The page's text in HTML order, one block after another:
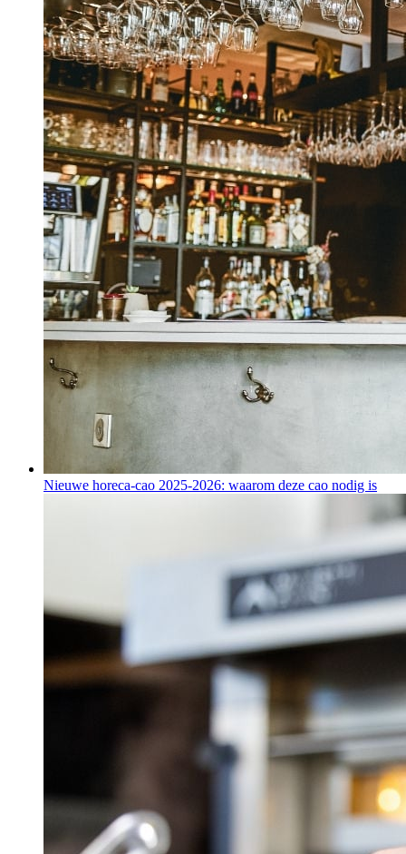
Nieuwe horeca-cao 2025-2026: waarom deze cao nodig is